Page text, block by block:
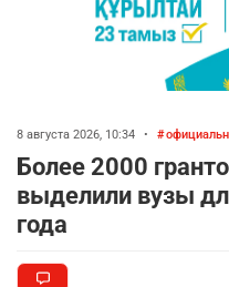
8 августа 2026, 10:34 •
Более 2000
выделили вузы
года